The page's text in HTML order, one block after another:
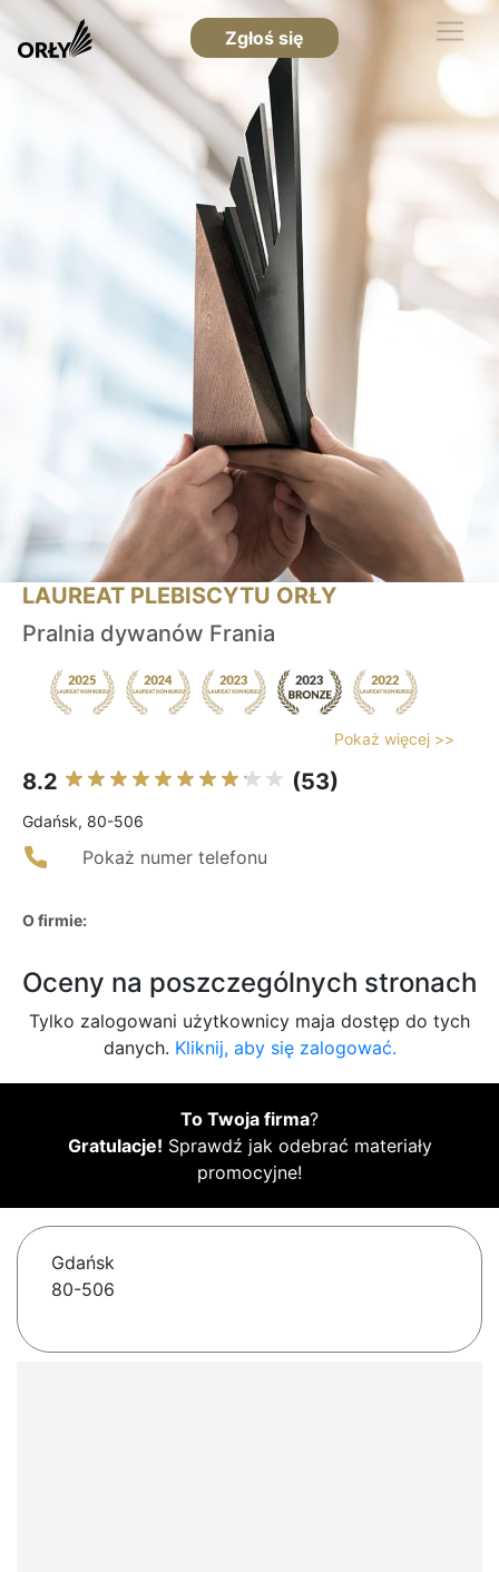
Zgłoś się
LAUREAT PLEBISCYTU ORŁY
Pralnia dywanów Frania
Pokaż więcej >>
8.2 (53)
Gdańsk, 80-506
Pokaż numer telefonu
O firmie:
Oceny na poszczególnych stronach
Tylko zalogowani użytkownicy maja dostęp do tych
danych. Kliknij, aby się zalogować.
To Twoja firma?
Gratulacje! Sprawdź jak odebrać materiały
promocyjne!
Gdańsk
80-506